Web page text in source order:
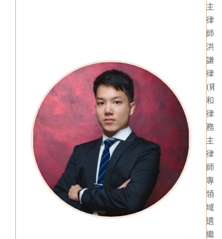
主筆
律
師：
洪宇
謙
律師
(雍
和法
律事
務所
主持
律
師)
專業
領
域：
遺產
繼承